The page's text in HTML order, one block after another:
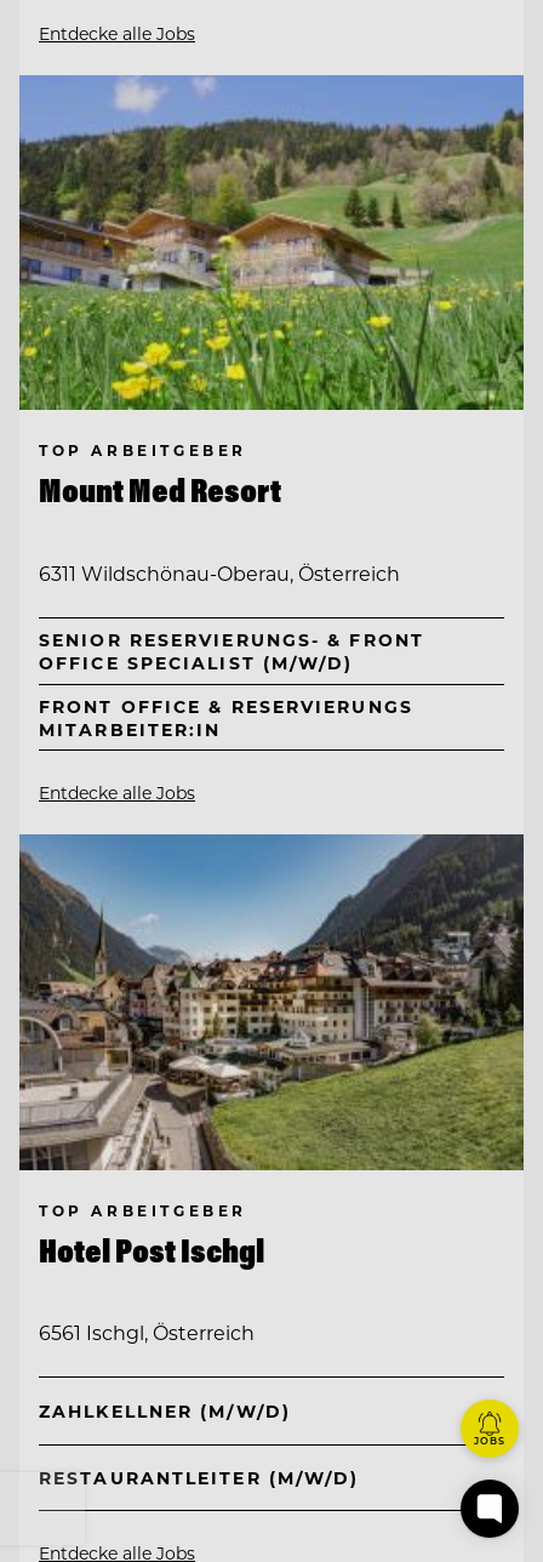
Entdecke alle Jobs
TOP ARBEITGEBER
Mount Med Resort
6311 Wildschönau-Oberau, Österreich
SENIOR RESERVIERUNGS- & FRONT
OFFICE SPECIALIST (M/W/D)
FRONT OFFICE & RESERVIERUNGS
MITARBEITER:IN
Entdecke alle Jobs
TOP ARBEITGEBER
Hotel Post Ischgl
6561 Ischgl, Österreich
ZAHLKELLNER (M/W/D)
RESTAURANTLEITER (M/W/D)
Entdecke alle Jobs
JOBS